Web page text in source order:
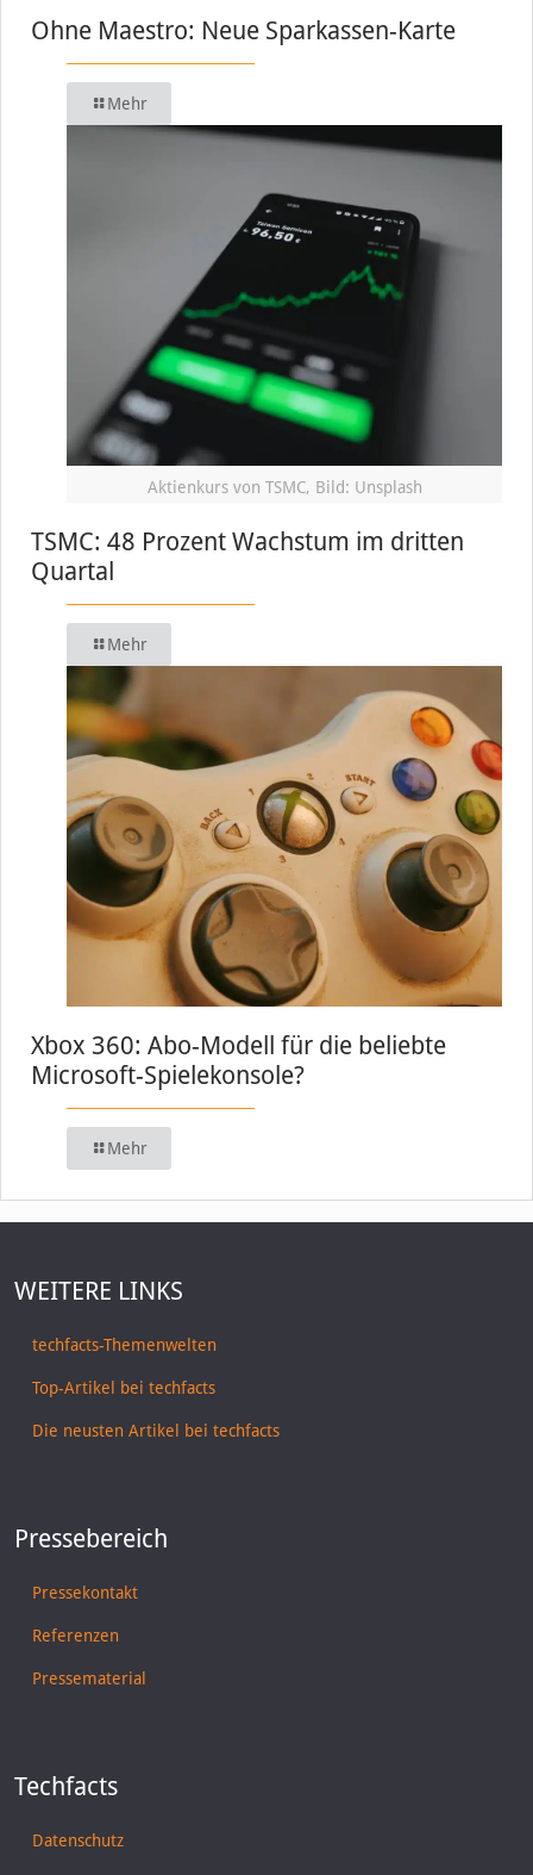
Ohne Maestro: Neue Sparkassen-Karte
Mehr
Aktienkurs von TSMC, Bild: Unsplash
TSMC: 48 Prozent Wachstum im dritten
Quartal
Mehr
Xbox 360: Abo-Modell für die beliebte
Microsoft-Spielekonsole?
Mehr
WEITERE LINKS
techfacts-Themenwelten
Top-Artikel bei techfacts
Die neusten Artikel bei techfacts
Pressebereich
Pressekontakt
Referenzen
Pressematerial
Techfacts
Datenschutz